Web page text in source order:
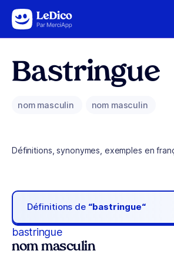
Aller au contenu
Bastringue
nom masculin nom masculin
Définitions, synonymes, exemples en
Définitions de “bastringue“
bastringue
nom masculin